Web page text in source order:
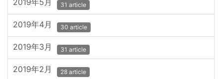
2019年5月 31 article
2019年4月 30 article
2019年3月 31 article
2019年2月 28 article